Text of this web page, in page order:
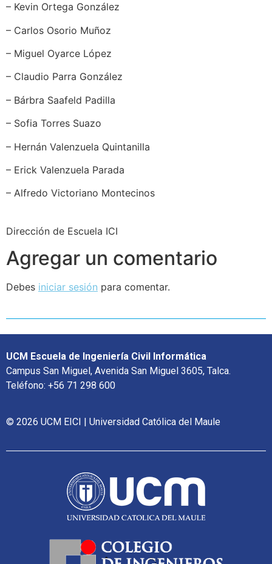
– Kevin Ortega González
– Carlos Osorio Muñoz
– Miguel Oyarce López
– Claudio Parra González
– Bárbra Saafeld Padilla
– Sofia Torres Suazo
– Hernán Valenzuela Quintanilla
– Erick Valenzuela Parada
– Alfredo Victoriano Montecinos
Dirección de Escuela ICI
Agregar un comentario
Debes iniciar sesión para comentar.
UCM Escuela de Ingeniería Civil Informática
Campus San Miguel, Avenida San Miguel 3605, Talca.
Teléfono: +56 71 298 600
© 2026 UCM EICI | Universidad Católica del Maule